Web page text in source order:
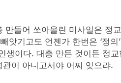
들어 쏘아올린 미사일은 정
앗기고도 언젠가 한번은 ‘정
생이다. 대충 만든 것이든 정
이 아니고서야 어찌 잊으랴.